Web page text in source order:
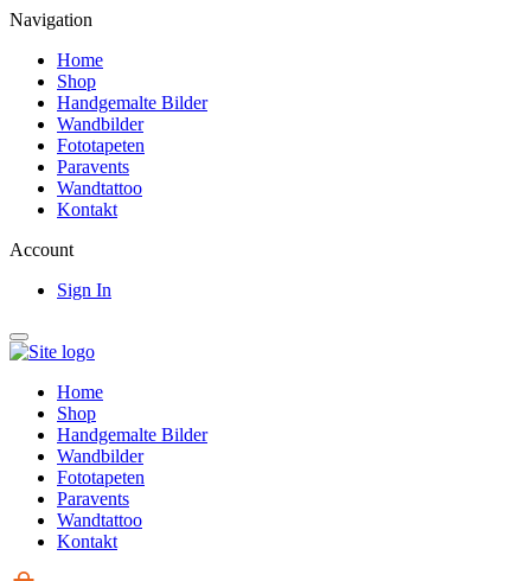
Navigation
Home
Shop
Handgemalte Bilder
Wandbilder
Fototapeten
Paravents
Wandtattoo
Kontakt
Account
Sign In
Home
Shop
Handgemalte Bilder
Wandbilder
Fototapeten
Paravents
Wandtattoo
Kontakt